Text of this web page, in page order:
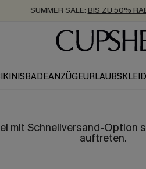
SUMMER SALE: BIS ZU 50%
ZUM NEWSLETTER:BIS ZU -20%
KOSTENLOSER VERSAND AB
BADEANZÜGE
mit Schnellversand-Option
auftreten.